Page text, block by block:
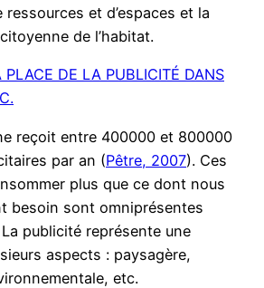
et d’espaces et la
de l’habitat.
DE LA PUBLICITÉ DANS
reçoit entre 400000 et 800000
par an (Pêtre, 2007). Ces
plus que ce dont nous
besoin sont omniprésentes
publicité représente une
aspects : paysagère,
etc.